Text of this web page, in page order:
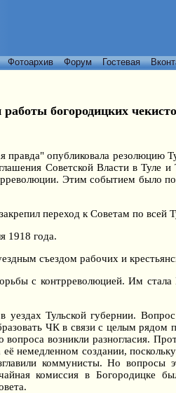
Фотоархив Форум Гостевая
богородицких
опубликовала резолюцию
Советской Власти в Туле и
Этим событием было
переход к Советам по всей
1918 года.
съездом рабочих и
с контрреволюцией. Им
Тульской губернии.
ЧК в связи с целым рядом
возникли разногласия.
немедленном создании,
коммунисты. Но вопросы
комиссия в Богородицке